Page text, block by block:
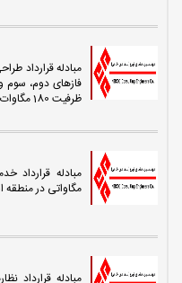
مبادله قرارداد
فازهای دوم، سوم
ظرفیت 180 مگاوات
مگاواتی در منطقه
مبادله قرارداد